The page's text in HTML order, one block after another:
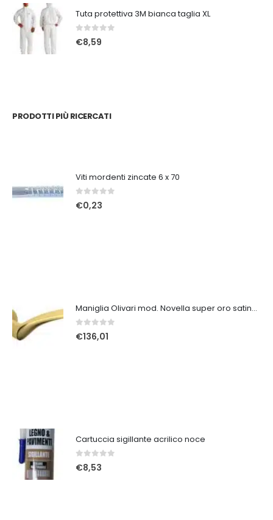
Tuta protettiva 3M bianca taglia XL
0Su 5
€8,59
PRODOTTI PIÙ RICERCATI
Viti mordenti zincate 6 x 70
0Su 5
€0,23
Maniglia Olivari mod. Novella super oro satinato
0Su 5
€136,01
Cartuccia sigillante acrilico noce
0Su 5
€8,53